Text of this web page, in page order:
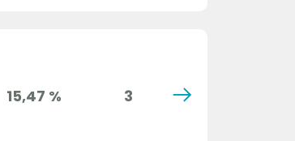
15,47 % 3